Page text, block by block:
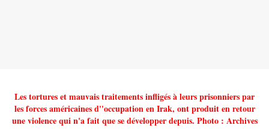
Les tortures et mauvais traitements infligés à leurs prisonniers par
les forces américaines d''occupation en Irak, ont produit en retour
une violence qui n'a fait que se développer depuis. Photo : Archives